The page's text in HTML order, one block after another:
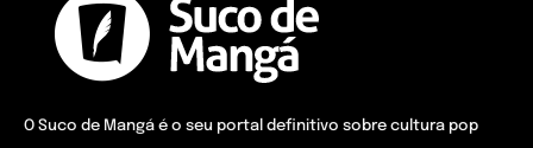
O Suco de Mangá é o seu portal definitivo sobre cultura pop